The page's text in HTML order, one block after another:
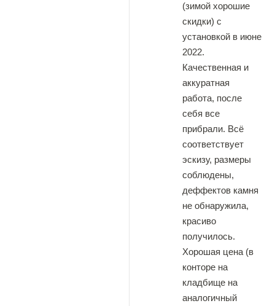
(зимой хорошие
скидки) с
установкой в июне
2022.
Качественная и
аккуратная
работа, после
себя все
прибрали. Всë
соответствует
эскизу, размеры
соблюдены,
деффектов камня
не обнаружила,
красиво
получилось.
Хорошая цена (в
конторе на
кладбище на
аналогичный